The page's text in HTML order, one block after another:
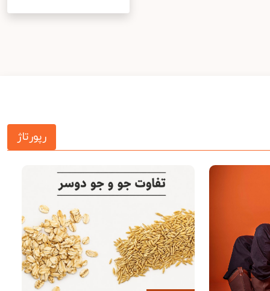
رپورتاژ